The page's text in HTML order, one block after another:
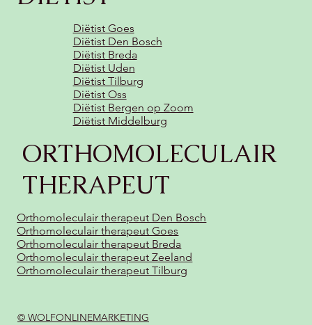
© WOLFONLINEMARKETING
Diëtist Goes
Diëtist Den Bosch
Diëtist Breda
Diëtist Uden
Diëtist Tilburg
Diëtist Oss
Diëtist Bergen op Zoom
Diëtist Middelburg
ORTHOMOLECULAIR
THERAPEUT
Orthomoleculair therapeut Den Bosch
Orthomoleculair therapeut Goes
Orthomoleculair therapeut Breda
Orthomoleculair therapeut Zeeland
Orthomoleculair therapeut Tilburg